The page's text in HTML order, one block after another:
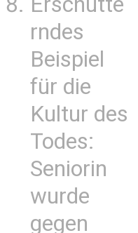
rndes
Beispiel
für die
Kultur des
Todes:
Seniorin
wurde
gegen